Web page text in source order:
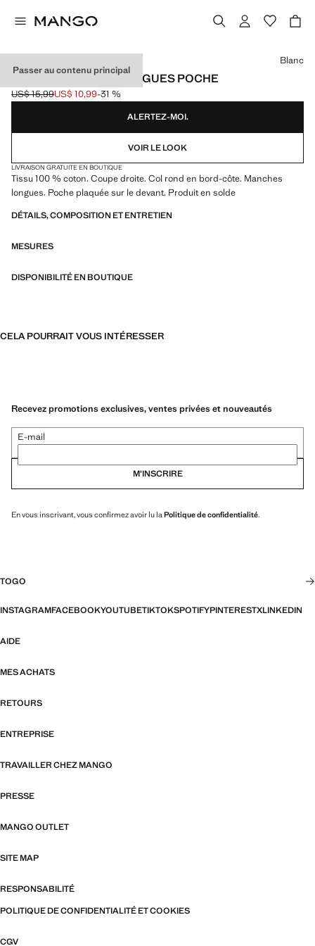
Passer au contenu principal
T-SHIRT MANCHES LONGUES POCHE
Prix initial barré [US$ 15,99 ]
US$ 15,99
Prix actuel [US$ 10,99 ]
US$ 10,99-31 %
Choisissez une couleur
Blanc
ALERTEZ-MOI.
VOIR LE LOOK
LIVRAISON GRATUITE EN BOUTIQUE
Tissu 100 % coton. Coupe droite. Col rond en bord-côte. Manches
longues. Poche plaquée sur le devant. Produit en solde
DÉTAILS, COMPOSITION ET ENTRETIEN
MESURES
DISPONIBILITÉ EN BOUTIQUE
CELA POURRAIT VOUS INTÉRESSER
Recevez promotions exclusives, ventes privées et nouveautés
E-mail
M’INSCRIRE
En vous inscrivant, vous confirmez avoir lu la Politique de confidentialité.
TOGO
INSTAGRAMFACEBOOKYOUTUBETIKTOKSPOTIFYPINTERESTXLINKEDIN
AIDE
MES ACHATS
RETOURS
ENTREPRISE
TRAVAILLER CHEZ MANGO
PRESSE
MANGO OUTLET
SITE MAP
RESPONSABILITÉ
POLITIQUE DE CONFIDENTIALITÉ ET COOKIES
CGV